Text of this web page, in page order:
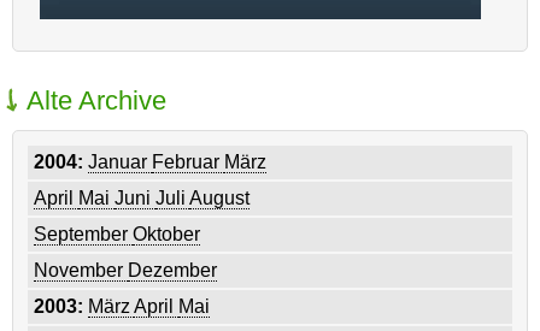
Alte Archive
2004: Januar Februar März
April
Mai Juni Juli August
September Oktober
November Dezember
2003: MärzApril
Mai